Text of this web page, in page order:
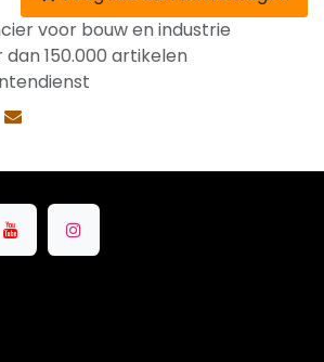
voor bouw en industrie
dan 150.000 artikelen